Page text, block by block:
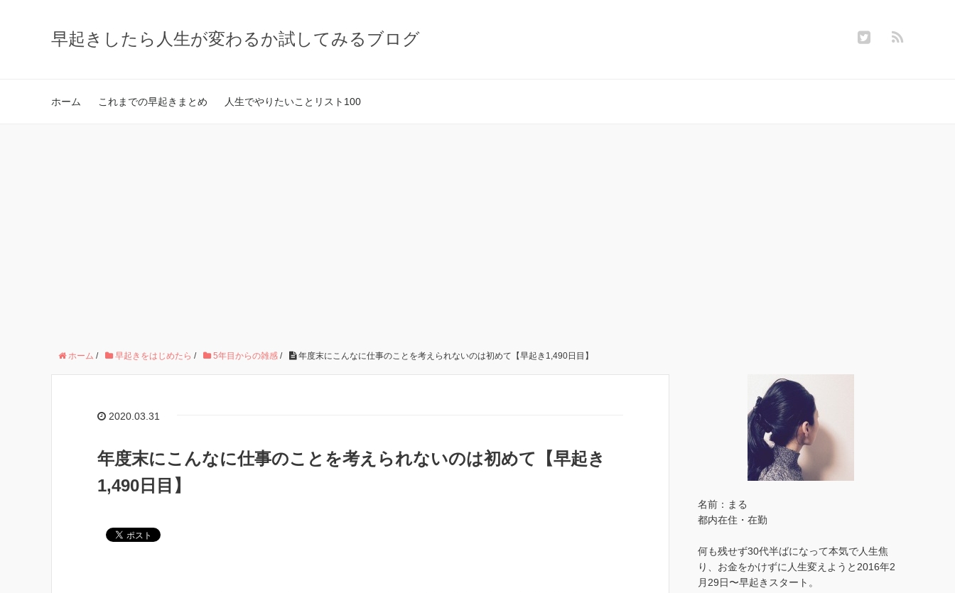
早起きしたら人生が変わるか試してみるブログ
ホーム これまでの早起きまとめ 人生でやりたいことリスト100
ホーム / 早起きをはじめたら / 5年目からの雑感 / 年度末にこんなに仕事のことを考えられないのは初めて【早起き1,490日目】
2020.03.31
年度末にこんなに仕事のことを考えられないのは初めて【早起き
1,490日目】
名前：まる
都内在住・在勤
何も残せず30代半ばになって本気で人生焦
り、お金をかけずに人生変えようと2016年2
月29日〜早起きスタート。